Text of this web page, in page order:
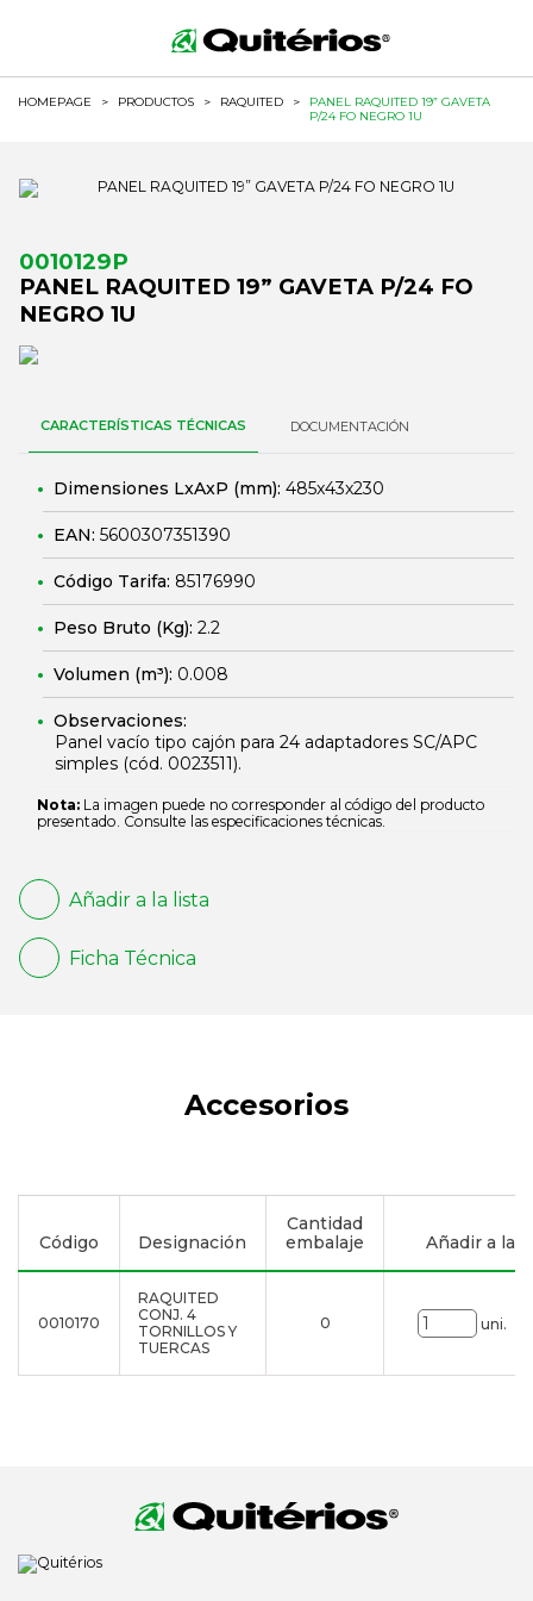
HOMEPAGE > PRODUCTOS > RAQUITED >
PANEL RAQUITED 19” GAVETA
P/24 FO NEGRO 1U
0010129P
PANEL RAQUITED 19” GAVETA P/24 FO
NEGRO 1U
CARACTERÍSTICAS TÉCNICAS DOCUMENTACIÓN
Dimensiones LxAxP (mm): 485x43x230
EAN: 5600307351390
Código Tarifa: 85176990
Peso Bruto (Kg): 2.2
Volumen (m³): 0.008
Observaciones:
Panel vacío tipo cajón para 24 adaptadores SC/APC
simples (cód. 0023511).
Nota: La imagen puede no corresponder al código del producto
presentado. Consulte las especificaciones técnicas.
Añadir a la lista
Ficha Técnica
Accesorios
Código Designación
Cantidad
embalaje
Añadir a la
0010170
RAQUITED
CONJ. 4
TORNILLOS Y
TUERCAS
0 uni.